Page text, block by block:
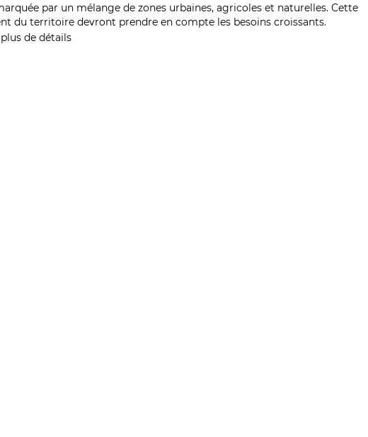
par un mélange de zones urbaines, agricoles et naturelles. Cette
du territoire devront prendre en compte les besoins croissants.
de détails